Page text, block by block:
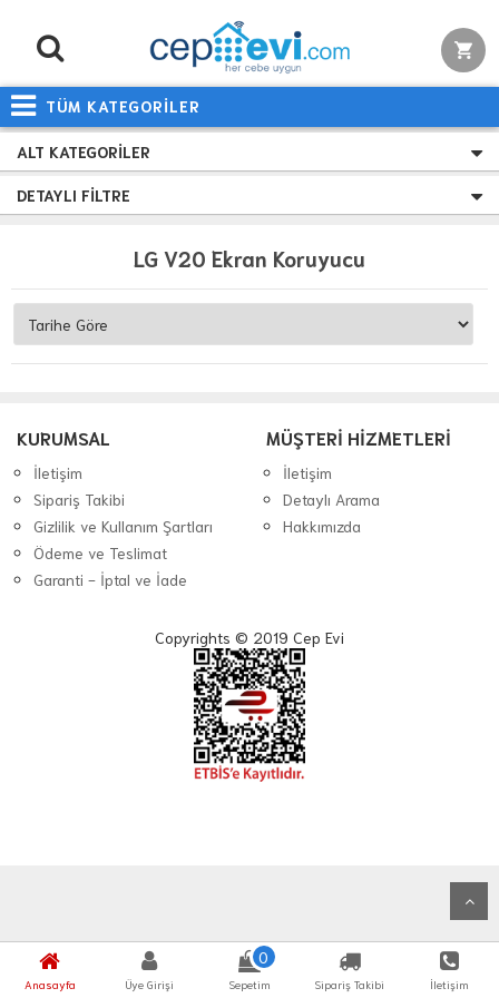
TÜM KATEGORİLER
Anasayfa Üye Girişi
0
Sepetim Sipariş Takibi İletişim
ALT KATEGORILER
DETAYLI FILTRE
LG V20 Ekran Koruyucu
KURUMSAL
İletişim
Sipariş Takibi
Gizlilik ve Kullanım Şartları
Ödeme ve Teslimat
Garanti - İptal ve İade
MÜŞTERİ HİZMETLERİ
İletişim
Detaylı Arama
Hakkımızda
Copyrights © 2019 Cep Evi